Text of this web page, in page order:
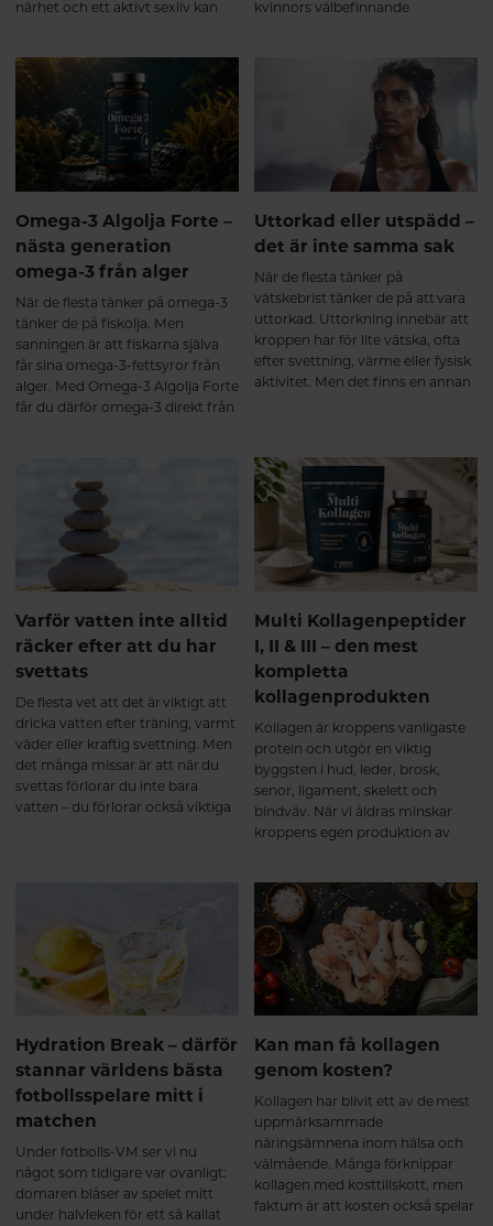
viktigt byggmaterial i bland annat
muskler, leder, brosk, senor och
ligament. Redan från omkring
25-årsåldern börjar kroppens
egen kollagenproduktion minska,
samtidigt som nedbrytningen
gradvis ökar. Ålder, fysisk
belastning, stillasittande, stress
och andra livsstilsfaktorer kan
också påverka kroppens
kollagenbalans¹. Resultatet blir
att bindväven successivt förlorar
en del av sin styrka och elasticitet,
vilket kan bidra till att kroppen
känns stelare och
återhämtningen tar längre tid.
hydrolyserade kollagenpeptider.
Det innebär att kollagenet redan
brutits ner till mindre peptider
som tas upp effektivt i
tunntarmen. Efter upptaget
transporteras kollagenpeptiderna
via blodet till olika vävnader i
av dessa bioaktiva peptider inte
bara fungerar som byggstenar,
utan även kan fungera som
signalmolekyler som stimulerar
kollagenomsättning i bindväven².
Ett multikollagen innehåller
kollagenpeptider från flera
naturliga källor och
kollagentyper. När peptiderna
tagits upp används de där
exempel i brosk, senor, ligament
och annan bindväv. De första
veckorna – kroppen börjar bygga
upp Under de första veckorna
sker förändringarna framför allt
på cellnivå. Kollagenpeptiderna
används som byggmaterial
kontinuerligt förnyas. Kroppen
omsätter ständigt kollagen, och
som glycin, prolin och
hydroxyprolin – viktiga
byggstenar i kollagenets struktur.
För de flesta märks ännu inga
tydliga skillnader, men kroppen
har påbörjat den naturliga
närhet och ett aktivt sexliv kan
relationer. Samtidigt finns det
mycket du själv kan göra för att
skapa goda förutsättningar för en
naturlig sexlust.
kvinnors välbefinnande
Omega-3 Algolja Forte –
nästa generation
omega-3 från alger
När de flesta tänker på omega-3
tänker de på fiskolja. Men
sanningen är att fiskarna själva
får sina omega-3-fettsyror från
alger. Med Omega-3 Algolja Forte
får du därför omega-3 direkt från
triglyceridformen.
Uttorkad eller utspädd –
det är inte samma sak
När de flesta tänker på
vätskebrist tänker de på att vara
uttorkad. Uttorkning innebär att
kroppen har för lite vätska, ofta
efter svettning, värme eller fysisk
aktivitet. Men det finns en annan
Varför vatten inte alltid
räcker efter att du har
svettats
De flesta vet att det är viktigt att
dricka vatten efter träning, varmt
väder eller kraftig svettning. Men
det många missar är att när du
svettas förlorar du inte bara
vatten – du förlorar också viktiga
Multi Kollagenpeptider
I, II & III – den mest
kompletta
kollagenprodukten
Kollagen är kroppens vanligaste
protein och utgör en viktig
byggsten i hud, leder, brosk,
senor, ligament, skelett och
bindväv. När vi åldras minskar
kroppens egen produktion av
med kollagentillskott. Alla
kollagenprodukter är dock inte
lika kompletta.
Hydration Break – därför
stannar världens bästa
fotbollsspelare mitt i
matchen
Under fotbolls-VM ser vi nu
något som tidigare var ovanligt:
domaren blåser av spelet mitt
under halvleken för ett så kallat
Kan man få kollagen
genom kosten?
Kollagen har blivit ett av de mest
uppmärksammade
näringsämnena inom hälsa och
välmående. Många förknippar
kollagen med kosttillskott, men
faktum är att kosten också spelar